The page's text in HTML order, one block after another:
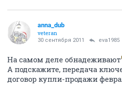
anna_dub
veteran
30 сентября 2011 eva1985
На самом деле обнадеживают
А подскажите, передача
договор купли-продажи